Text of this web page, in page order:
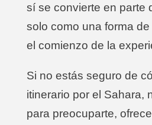
sí se convierte en parte
solo como una forma
el comienzo de la
Si no estás seguro de
itinerario por el Sahara,
para preocuparte,